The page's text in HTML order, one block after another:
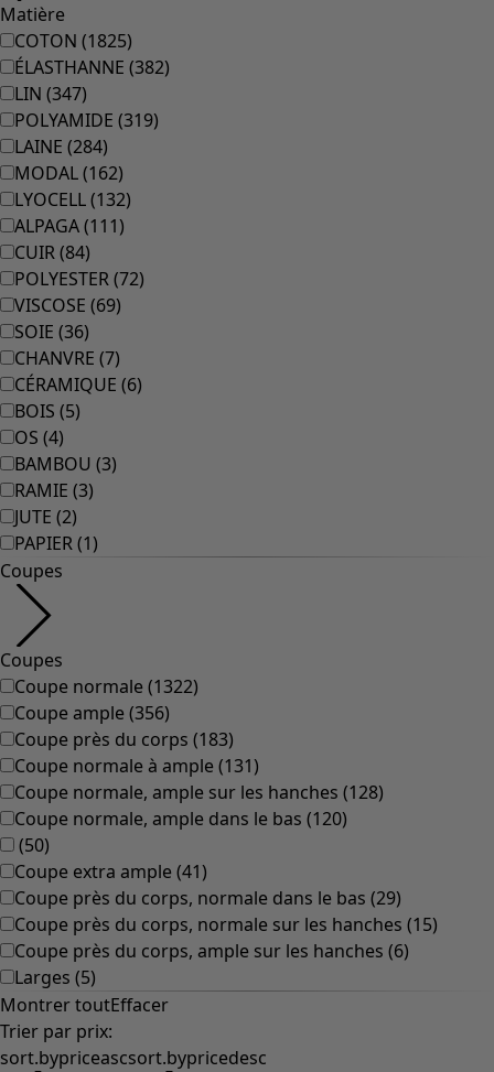
Matière
COTON (1825)
ÉLASTHANNE (382)
LIN (347)
POLYAMIDE (319)
LAINE (284)
MODAL(162)
LYOCELL(132)
ALPAGA(111)
CUIR(84)
POLYESTER(72)
VISCOSE (69)
SOIE (36)
CHANVRE (7)
CÉRAMIQUE (6)
BOIS (5)
OS (4)
BAMBOU (3)
RAMIE (3)
JUTE (2)
PAPIER(1)
Coupes
Coupes
Coupe normale (1322)
Coupe ample (356)
Coupe près du corps (183)
Coupe normale à ample (131)
Coupe normale, ample sur les hanches (128)
Coupe normale, ample dans le bas (120)
(50)
Coupe extra ample (41)
Coupe près du corps, normale dans le bas (29)
Coupe près du corps, normale sur les hanches (15)
Coupe près du corps, ample sur les hanches (6)
Larges (5)
Montrer toutEffacer
Trier par prix:
sort.bypriceascsort.bypricedesc